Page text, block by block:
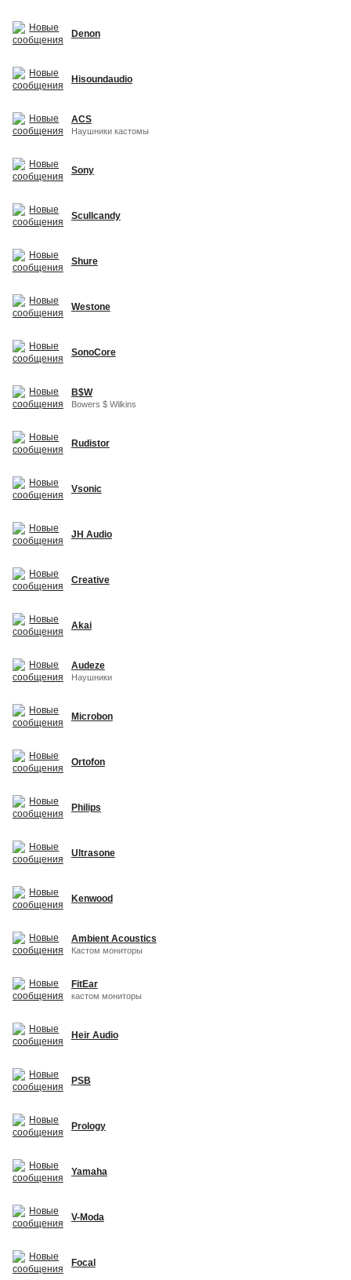
Denon
Hisoundaudio
ACS
Наушники кастомы
Sony
Scullcandy
Shure
Westone
SonoCore
B$W
Bowers $ Wilkins
Rudistor
Vsonic
JH Audio
Creative
Akai
Audeze
Наушники
Microbon
Ortofon
Philips
Ultrasone
Kenwood
Ambient Acoustics
Кастом мониторы
FitEar
кастом мониторы
Heir Audio
PSB
Prology
Yamaha
V-Moda
Focal